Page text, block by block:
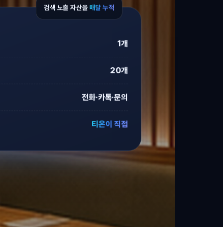
1개
20개
전화·카톡·문의
티온이 직접
검색 노출 자산을 매달 누적